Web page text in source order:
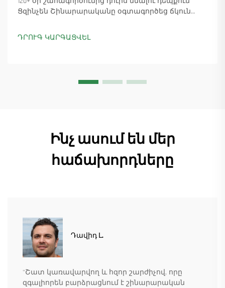
Ցզինչեն Շինարարականը օգտագործեց ճկուն
ապահովելով 18 աշտարակային ճանկային
տնտեսուղղիչների մատուցումը և ապահովելով
ԴՐՈՒԳ ԿԱՐԳԱՑՎԵԼ
Ինչ ասում են մեր
հաճախորդները
Դավիդ Լ.
"Շատ կառավարվող և հզոր շարժիչով, որը
զգալիորեն բարձրացնում է շինարարական